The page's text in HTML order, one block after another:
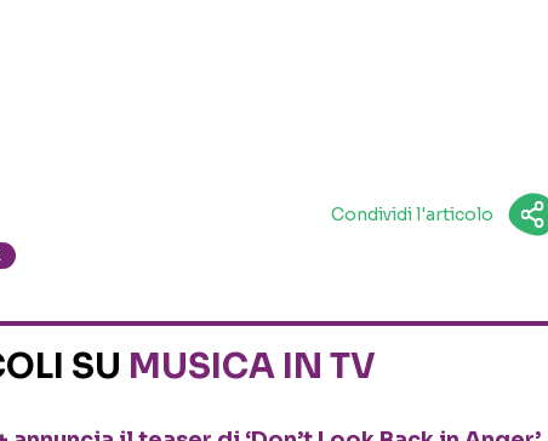
Condividi l'articolo
SU MUSICA IN TV